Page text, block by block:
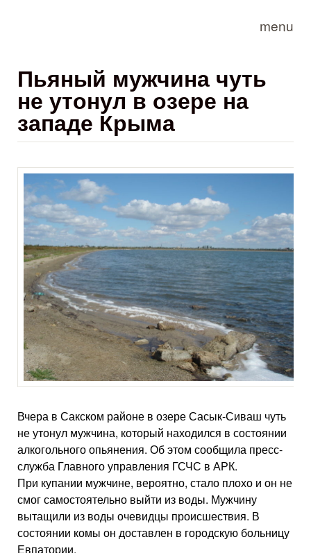
menu
Пьяный мужчина чуть
не утонул в озере на
западе Крыма
Вчера в Сакском районе в озере Сасык-Сиваш чуть
не утонул мужчина, который находился в состоянии
алкогольного опьянения. Об этом сообщила пресс-
служба Главного управления ГСЧС в АРК.
При купании мужчине, вероятно, стало плохо и он не
смог самостоятельно выйти из воды. Мужчину
вытащили из воды очевидцы происшествия. В
состоянии комы он доставлен в городскую больницу
Евпатории.